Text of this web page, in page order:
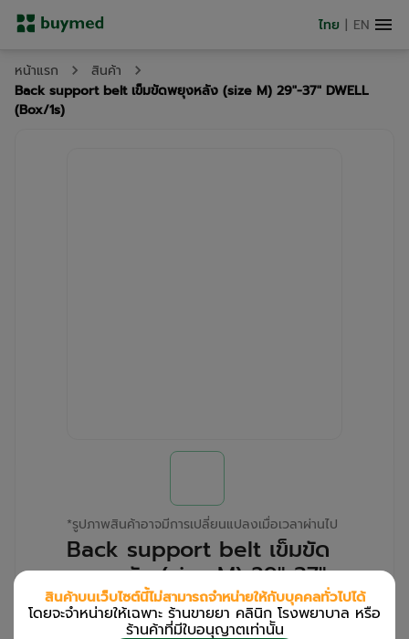
ไทย | EN
หน้าแรก
สินค้า
Back support belt เข็มขัดพยุงหลัง (size M) 29"-37" DWELL
(Box/1s)
*รูปภาพสินค้าอาจมีการเปลี่ยนแปลงเมื่อเวลาผ่านไป
Back support belt เข็มขัด
พยุงหลัง (size M) 29"-37"
DWELL (Box/1s)
สินค้าบนเว็บไซต์นี้ไม่สามารถจำหน่ายให้กับบุคคลทั่วไปได้
โดยจะจำหน่ายให้เฉพาะ ร้านขายยา คลินิก โรงพยาบาล หรือ
ร้านค้าที่มีใบอนุญาตเท่านััน